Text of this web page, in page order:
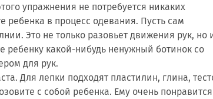
упражнения не потребуется никаких
в процесс одевания. Пусть сам
Это не только разовьет движения рук, но
ребенку какой-нибудь ненужный ботинок со
для рук.
Для лепки подходят пластилин, глина,
с собой ребенка. Ему очень понравится